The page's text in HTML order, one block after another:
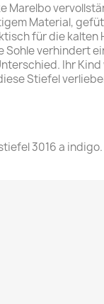
Marelbo
Material,
für die kalten
verhindert
Ihr
Stiefel
3016 a indigo.